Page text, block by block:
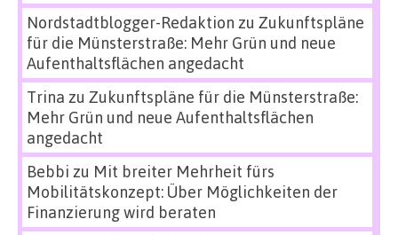
Nordstadtblogger-Redaktion zu Zukunftspläne
für die Münsterstraße: Mehr Grün und neue
Aufenthaltsflächen angedacht
Trina zu Zukunftspläne für die Münsterstraße:
Mehr Grün und neue Aufenthaltsflächen
angedacht
Bebbi zu Mit breiter Mehrheit fürs
Mobilitätskonzept: Über Möglichkeiten der
Finanzierung wird beraten